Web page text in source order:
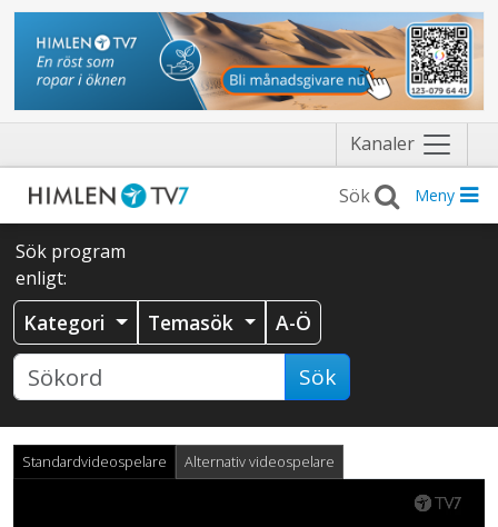
Kanaler Näytä
valikko
Meny
Sök program
enligt:
Kategori Temasök A-Ö
Sök
Standardvideospelare Alternativ videospelare